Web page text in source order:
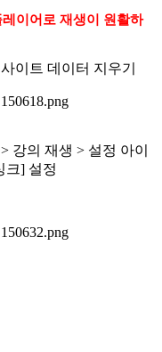
이어로 재생이 원활하
이트 데이터 지우기
강의 재생 > 설정 아이
크] 설정